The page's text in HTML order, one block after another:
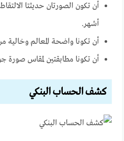
أشهر.
أن تكونا واضحة المعالم
أن تكونا مطابقتين لمقاس صورة
كشف الحساب البنكي